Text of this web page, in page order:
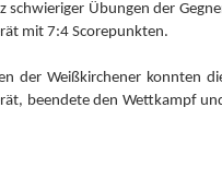
schwieriger Übungen der
mit 7:4 Scorepunkten.
der Weißkirchener konnten
beendete den Wettkampf